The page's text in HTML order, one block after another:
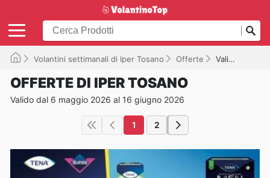
Volantini settimanali di Iper Tosano Offerte Valido fino al 16/06/2026
OFFERTE DI IPER TOSANO
Valido dal 6 maggio 2026 al 16 giugno 2026
1 2